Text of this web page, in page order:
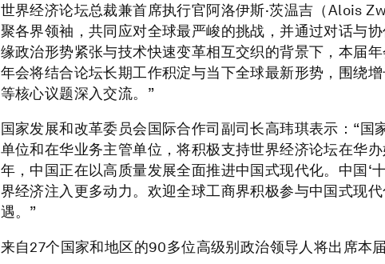
世界经济论坛总裁兼首席执行官阿洛伊斯·茨温吉（Alois
聚各界领袖，共同应对全球最严峻的挑战，并通过对话与
缘政治形势紧张与技术快速变革相互交织的背景下，本届
年会将结合论坛长期工作积淀与当下全球最新形势，围绕
等核心议题深入交流。”
国家发展和改革委员会国际合作司副司长高玮琪表示：“
单位和在华业务主管单位，将积极支持世界经济论坛在华
年，中国正在以高质量发展全面推进中国式现代化。中国‘
界经济注入更多动力。欢迎全球工商界积极参与中国式现
遇。”
来自27个国家和地区的90多位高级别政治领导人将出席本届